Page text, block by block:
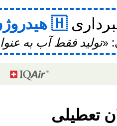
تولید فقط آب به
تعطیلی